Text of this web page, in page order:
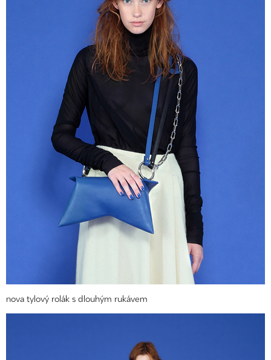
nova tylový rolák s dlouhým rukávem